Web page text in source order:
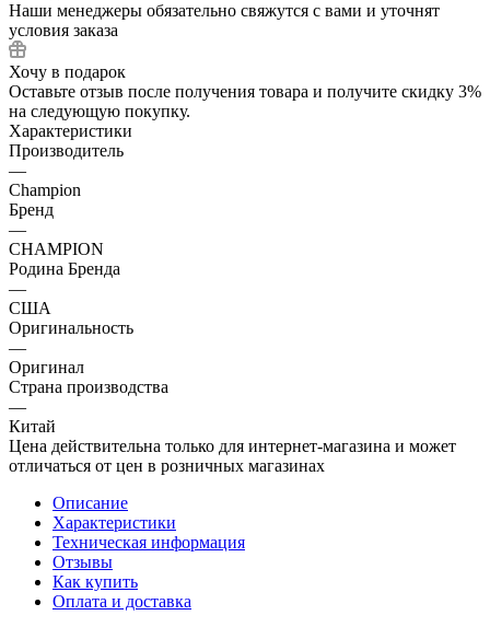
Наши менеджеры обязательно свяжутся с вами и уточнят
условия заказа
Хочу в подарок
Оставьте отзыв после получения товара и получите скидку 3%
на следующую покупку.
Характеристики
Производитель
—
Champion
Бренд
—
CHAMPION
Родина Бренда
—
США
Оригинальность
—
Оригинал
Страна производства
—
Китай
Цена действительна только для интернет-магазина и может
отличаться от цен в розничных магазинах
Описание
Характеристики
Техническая информация
Отзывы
Как купить
Оплата и доставка